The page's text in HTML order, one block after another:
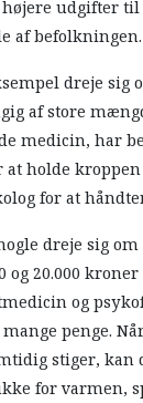
udgifter
af befolkningen.
dreje sig
af store
medicin, har
at holde
for at
dreje sig
og 20.000
og
penge.
stiger, kan
for varmen,